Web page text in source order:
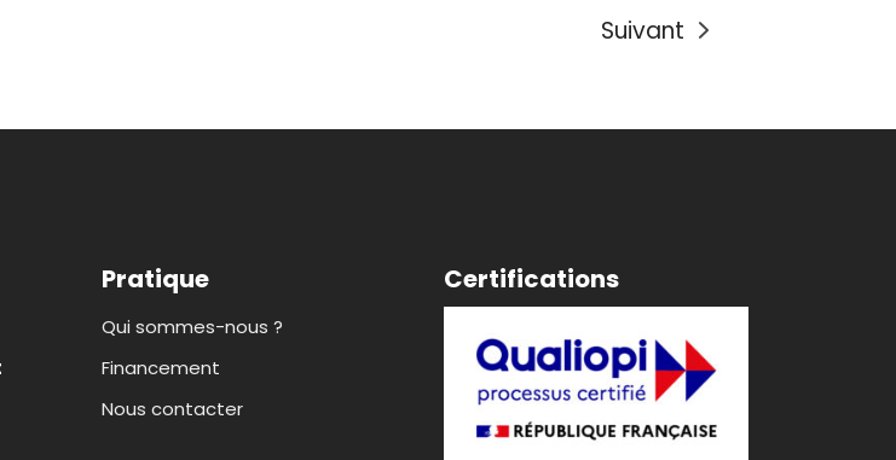
Suivant
Pratique
Qui sommes-nous ?
Financement
Nous contacter
Certifications